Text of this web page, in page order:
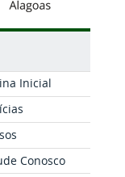
Inicial
Conosco